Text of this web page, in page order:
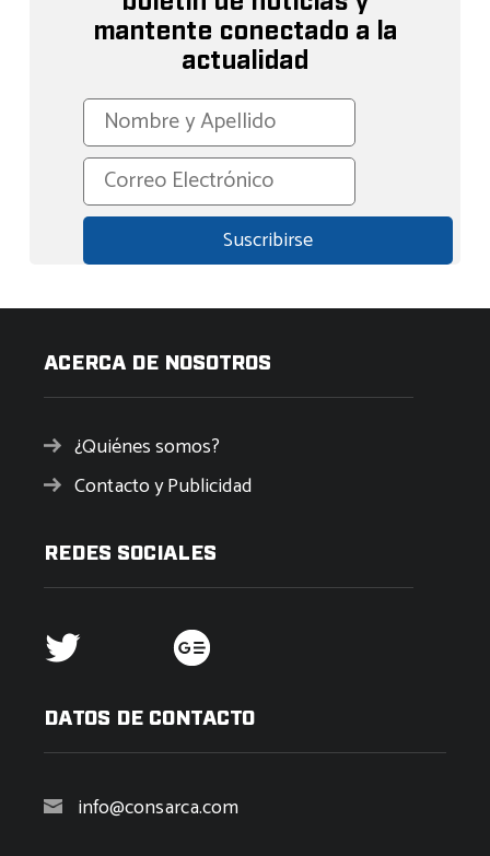
mantente conectado a la
actualidad
ACERCA DE NOSOTROS
¿Quiénes somos?
Contacto y Publicidad
REDES SOCIALES
DATOS DE CONTACTO
info@consarca.com